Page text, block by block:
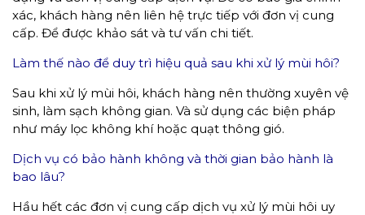
xác, khách hàng nên liên hệ trực tiếp với đơn vị cung
cấp. Để được khảo sát và tư vấn chi tiết.
Làm thế nào để duy trì hiệu quả sau khi xử lý mùi hôi?
Sau khi xử lý mùi hôi, khách hàng nên thường xuyên vệ
sinh, làm sạch không gian. Và sử dụng các biện pháp
như máy lọc không khí hoặc quạt thông gió.
Dịch vụ có bảo hành không và thời gian bảo hành là
bao lâu?
Hầu hết các đơn vị cung cấp dịch vụ xử lý mùi hôi uy